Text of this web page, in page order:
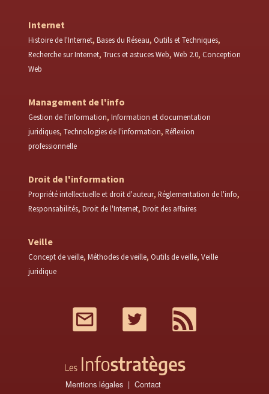
Internet
Histoire de l'Internet Bases du Réseau Outils et Techniques
Recherche sur Internet Trucs et astuces Web Web 2.0 Conception
Web
Management de l'info
Gestion de l'information Information et documentation
juridiques Technologies de l'information Réflexion
professionnelle
Droit de l'information
Propriété intellectuelle et droit d'auteur Réglementation de l'info
Responsabilités Droit de l'Internet Droit des affaires
Veille
Concept de veille Méthodes de veille Outils de veille Veille
juridique
Twitter
Mentions légales Contact